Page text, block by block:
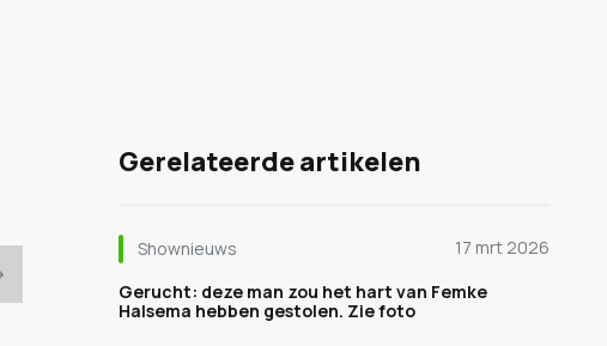
Gerelateerde artikelen
Shownieuws
17 mrt 2026
Gerucht: deze man zou het hart van Femke
Halsema hebben gestolen. Zie foto